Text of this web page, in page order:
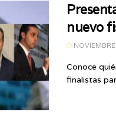
nuevo
Conoce
finalistas